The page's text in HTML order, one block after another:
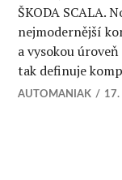
ŠKODA SCALA.
nejmodernější
a vysokou
tak definuje
AUTOMANIAK 17.